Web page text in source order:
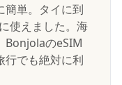
簡単。タイに到
使えました。海
BonjolaのeSIM
行でも絶対に利